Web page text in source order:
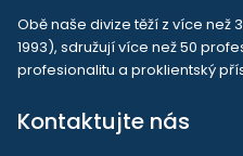
Obě naše divize těží z více než
1993), sdružují více než 50
profesionalitu a proklientský
Kontaktujte nás